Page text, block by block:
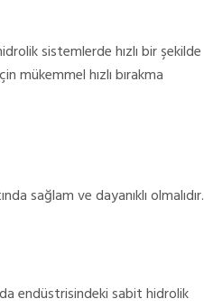
sistemlerde hızlı bir şekilde
mükemmel hızlı bırakma
sağlam ve dayanıklı olmalıdır.
endüstrisindeki sabit hidrolik